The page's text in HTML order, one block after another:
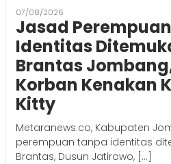
07/08/2026
Jasad
Identitas
Brantas
Korban Kenakan
Kitty
Metaranews.co, Kabupaten
perempuan tanpa identitas
Brantas, Dusun Jatirowo, […]